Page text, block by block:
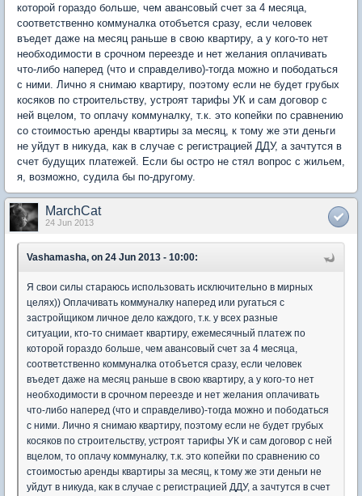
которой гораздо больше, чем авансовый счет за 4 месяца,
соответственно коммуналка отобъется сразу, если человек
въедет даже на месяц раньше в свою квартиру, а у кого-то нет
необходимости в срочном переезде и нет желания оплачивать
что-либо наперед (что и справделиво)-тогда можно и пободаться
с ними. Лично я снимаю квартиру, поэтому если не будет грубых
косяков по строительству, устроят тарифы УК и сам договор с
ней вцелом, то оплачу коммуналку, т.к. это копейки по сравнению
со стоимостью аренды квартиры за месяц, к тому же эти деньги
не уйдут в никуда, как в случае с регистрацией ДДУ, а зачтутся в
счет будущих платежей. Если бы остро не стял вопрос с жильем,
я, возможно, судила бы по-другому.
MarchCat
24 Jun 2013
Vashamasha, on 24 Jun 2013 - 10:00:
Я свои силы стараюсь использовать исключительно в мирных
целях)) Оплачивать коммуналку наперед или ругаться с
застройщиком личное дело каждого, т.к. у всех разные
ситуации, кто-то снимает квартиру, ежемесячный платеж по
которой гораздо больше, чем авансовый счет за 4 месяца,
соответственно коммуналка отобъется сразу, если человек
въедет даже на месяц раньше в свою квартиру, а у кого-то нет
необходимости в срочном переезде и нет желания оплачивать
что-либо наперед (что и справделиво)-тогда можно и пободаться
с ними. Лично я снимаю квартиру, поэтому если не будет грубых
косяков по строительству, устроят тарифы УК и сам договор с ней
вцелом, то оплачу коммуналку, т.к. это копейки по сравнению со
стоимостью аренды квартиры за месяц, к тому же эти деньги не
уйдут в никуда, как в случае с регистрацией ДДУ, а зачтутся в счет